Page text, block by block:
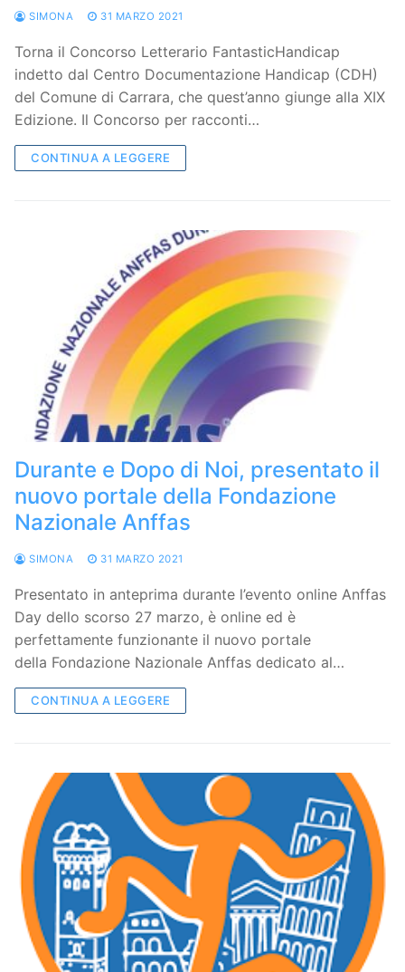
SIMONA 31 MARZO 2021
Torna il Concorso Letterario FantasticHandicap
indetto dal Centro Documentazione Handicap (CDH)
del Comune di Carrara, che quest’anno giunge alla XIX
Edizione. Il Concorso per racconti…
CONTINUA A LEGGERE
Durante e Dopo di Noi, presentato il
nuovo portale della Fondazione
Nazionale Anffas
SIMONA 31 MARZO 2021
Presentato in anteprima durante l’evento online Anffas
Day dello scorso 27 marzo, è online ed è
perfettamente funzionante il nuovo portale
della Fondazione Nazionale Anffas dedicato al…
CONTINUA A LEGGERE